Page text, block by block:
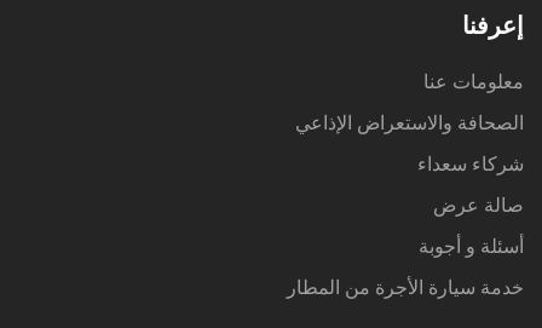
إعرفنا
معلومات عنا
الصحافة والاستعراض الإذاعي
شركاء سعداء
صالة عرض
أسئلة و أجوبة
خدمة سيارة الأجرة من المطار